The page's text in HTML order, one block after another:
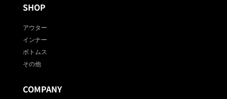
SHOP
アウター
インナー
ボトムス
その他
COMPANY